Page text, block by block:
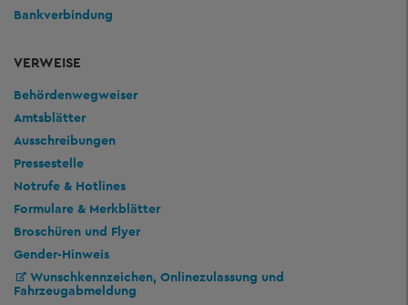
Bankverbindung
VERWEISE
Behördenwegweiser
Amtsblätter
Ausschreibungen
Pressestelle
Notrufe & Hotlines
Formulare & Merkblätter
Broschüren und Flyer
Gender-Hinweis
Wunschkennzeichen, Onlinezulassung und
Fahrzeugabmeldung